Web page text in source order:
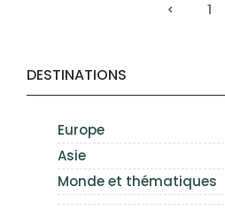
DESTINATIONS
Europe
Asie
Monde et thématiques
1